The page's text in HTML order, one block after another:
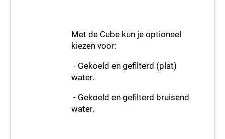
Met de Cube kun je optioneel
kiezen voor:
- Gekoeld en gefilterd (plat)
water.
- Gekoeld en gefilterd bruisend
water.